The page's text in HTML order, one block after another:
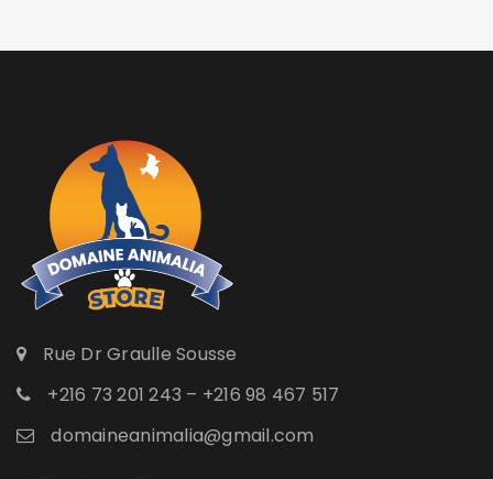
Rue Dr Graulle Sousse
+216 73 201 243 – +216 98 467 517
domaineanimalia@gmail.com